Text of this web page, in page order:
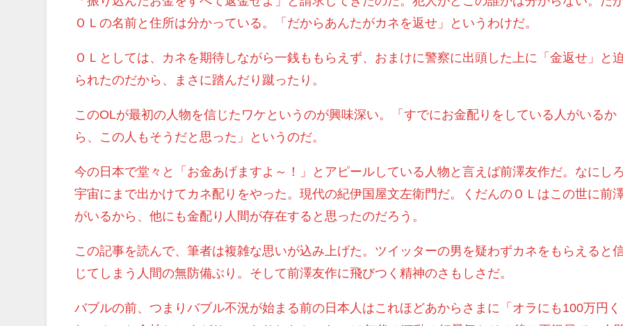
ＯＬの名前と住所は分かっている。「だからあんたがカネを返せ」というわけだ。
ＯＬとしては、カネを期待しながら一銭ももらえず、おまけに警察に出頭した上に「金返せ」と迫
られたのだから、まさに踏んだり蹴ったり。
このOLが最初の人物を信じたワケというのが興味深い。「すでにお金配りをしている人がいるか
ら、この人もそうだと思った」というのだ。
今の日本で堂々と「お金あげますよ～！」とアピールしている人物と言えば前澤友作だ。なにしろ
宇宙にまで出かけてカネ配りをやった。現代の紀伊国屋文左衛門だ。くだんのＯＬはこの世に前
がいるから、他にも金配り人間が存在すると思ったのだろう。
この記事を読んで、筆者は複雑な思いが込み上げた。ツイッターの男を疑わずカネをもらえると
じてしまう人間の無防備ぶり。そして前澤友作に飛びつく精神のさもしさだ。
バブルの前、つまりバブル不況が始まる前の日本人はこれほどあからさまに「オラにも100万円く